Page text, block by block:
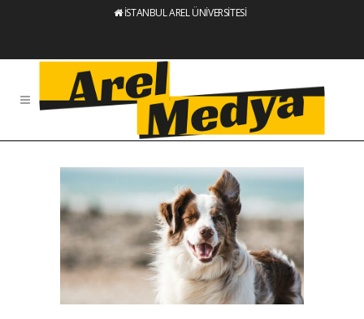
İSTANBUL AREL ÜNİVERSİTESİ